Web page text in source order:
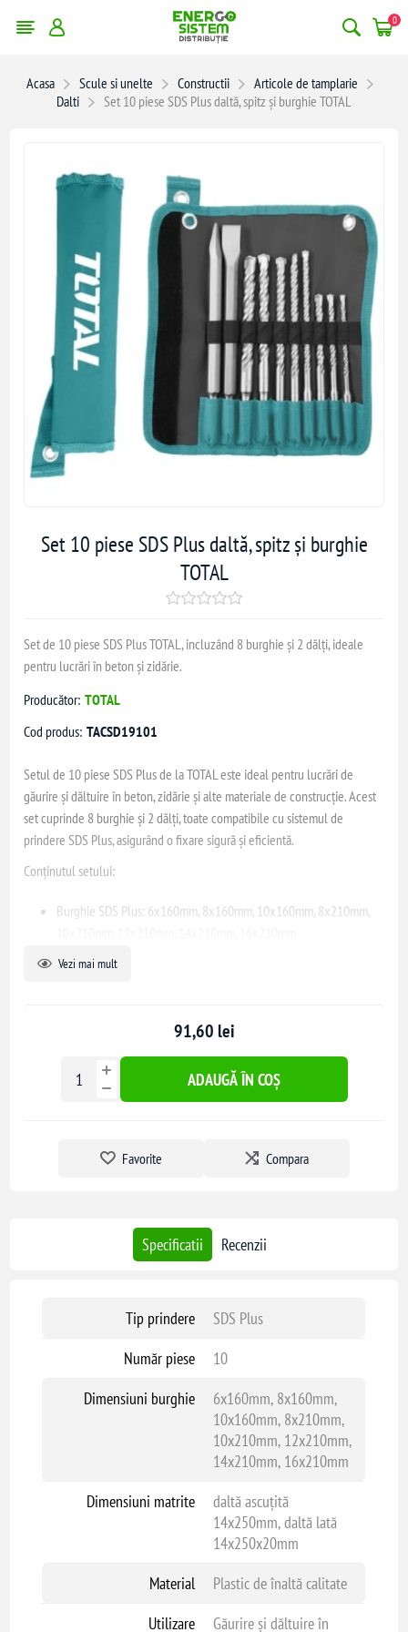
0
Acasa Scule si unelte Constructii
Articole de tamplarie
Dalti
Set 10 piese SDS Plus daltă, spitz și burghie TOTAL
Set 10 piese SDS Plus daltă, spitz și burghie
TOTAL
Set de 10 piese SDS Plus TOTAL, incluzând 8 burghie și 2 dălți, ideale
pentru lucrări în beton și zidărie.
Producător: TOTAL
Cod produs: TACSD19101
Setul de 10 piese SDS Plus de la TOTAL este ideal pentru lucrări de
găurire și dăltuire în beton, zidărie și alte materiale de construcție. Acest
set cuprinde 8 burghie și 2 dălți, toate compatibile cu sistemul de
prindere SDS Plus, asigurând o fixare sigură și eficientă.
Conținutul setului:
Burghie SDS Plus: 6x160mm, 8x160mm, 10x160mm, 8x210mm,
Dălți SDS Plus: daltă ascuțită 14x250mm, daltă lată 14x250x20mm
Vezi mai mult
91,60 lei
ADAUGĂ ÎN COȘ
Favorite Compara
Specificatii Recenzii
Tip prindere
SDS Plus
Număr piese
10
Dimensiuni burghie
6x160mm, 8x160mm,
10x160mm, 8x210mm,
10x210mm, 12x210mm,
14x210mm, 16x210mm
Dimensiuni matrite
daltă ascuțită
14x250mm, daltă lată
14x250x20mm
Material
Plastic de înaltă calitate
Utilizare
Găurire și dăltuire în